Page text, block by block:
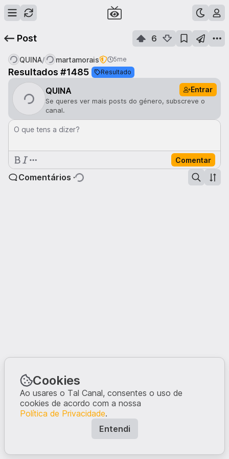
Post 6
QUINA/ martamorais 5me
Resultados #1485 Resultado
QUINA Entrar
Se queres ver mais posts do género, subscreve o
canal.
O que tens a dizer?
Comentar
Comentários ·
Cookies
Ao usares o Tal Canal, consentes o uso de
cookies de acordo com a nossa
Política de Privacidade.
Entendi